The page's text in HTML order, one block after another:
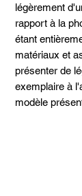
légèrement
rapport à la
étant
matériaux et
présenter de
exemplaire à
modèle